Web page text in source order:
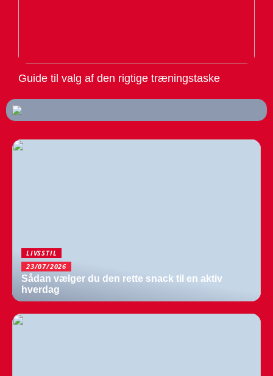
Guide til valg af den rigtige træningstaske
LIVSSTIL
23/07/2026
Sådan vælger du den rette snack til en aktiv
hverdag